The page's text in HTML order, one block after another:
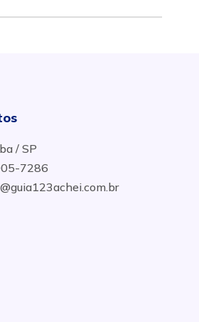
/ SP
7286